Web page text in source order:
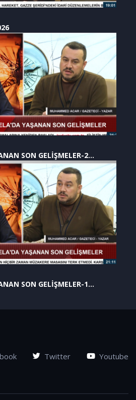
SON GELİŞMELER-2
SON GELİŞMELER-1
Twitter Youtube